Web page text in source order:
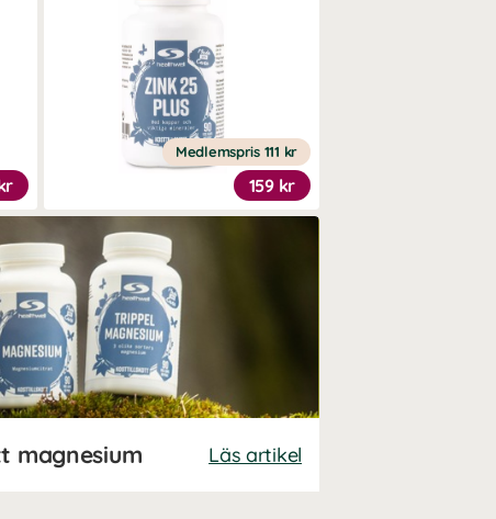
Medlemspris 111 kr
159 kr
magnesium Läs artikel